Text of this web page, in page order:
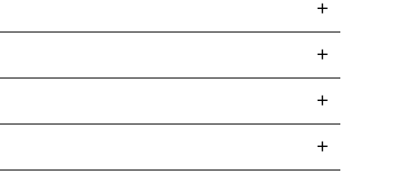
posteriores. Las desviaciones de color